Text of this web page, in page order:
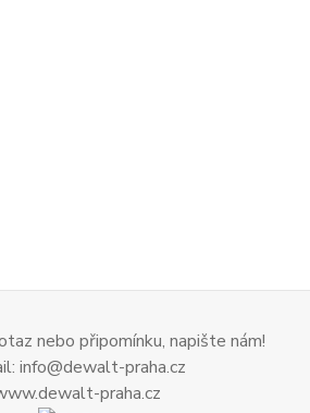
nebo připomínku, napište nám!
info@dewalt-praha.cz
praha.cz